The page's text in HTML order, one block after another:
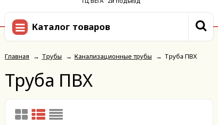
Каталог товаров
Главная → Трубы → Канализационные трубы → Труба ПВХ
Труба ПВХ